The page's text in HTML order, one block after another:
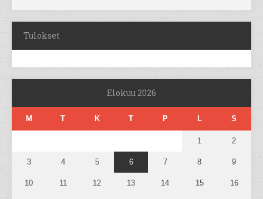
Tulokset
Elokuu 2026
M T K T P L S
1 2
3 4 5 6 7 8 9
10 11 12 13 14 15 16